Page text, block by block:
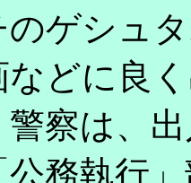
ゲシュ
などに良
察は、出
務執行